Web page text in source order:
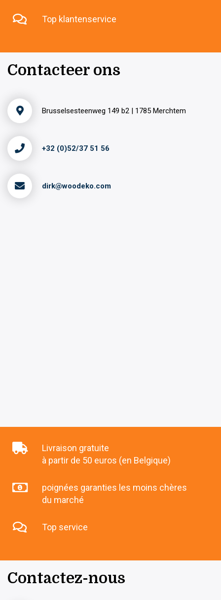
Top klantenservice
Contacteer ons
Brusselsesteenweg 149 b2 | 1785 Merchtem
+32 (0)52/37 51 56
dirk@woodeko.com
Livraison gratuite
à partir de 50 euros (en Belgique)
poignées garanties les moins chères
du marché
Top service
Contactez-nous